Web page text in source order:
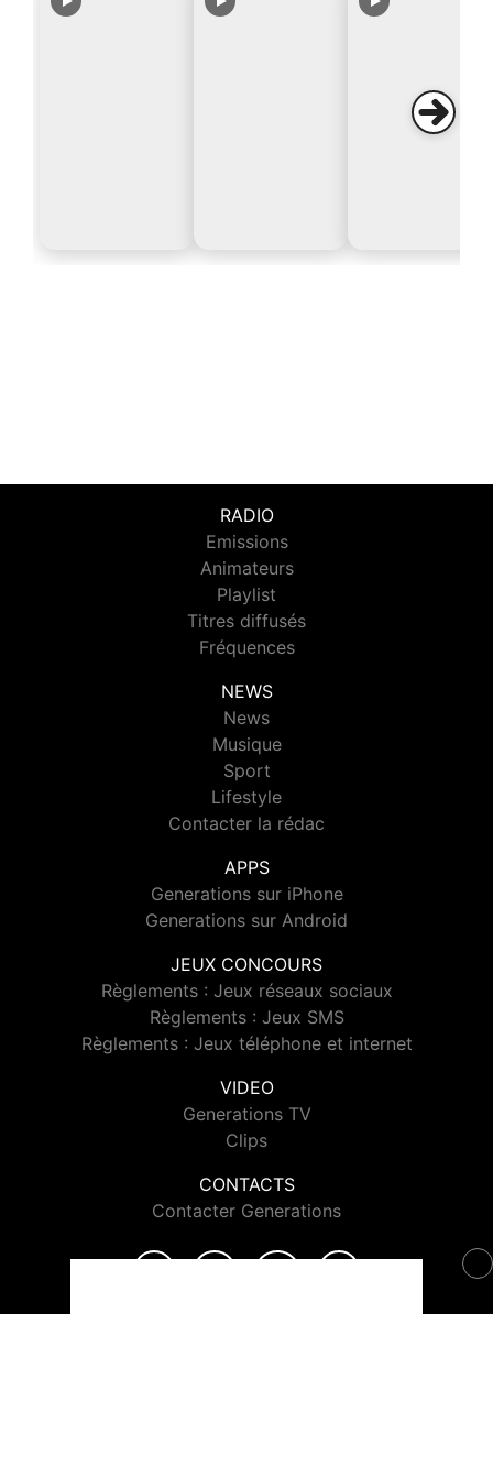
RADIO
Emissions
Animateurs
Playlist
Titres diffusés
Fréquences
NEWS
News
Musique
Sport
Lifestyle
Contacter la rédac
APPS
Generations sur iPhone
Generations sur Android
JEUX CONCOURS
Règlements : Jeux réseaux sociaux
Règlements : Jeux SMS
Règlements : Jeux téléphone et internet
VIDEO
Generations TV
Clips
CONTACTS
Contacter Generations